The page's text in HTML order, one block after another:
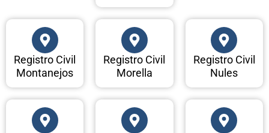
Registro Civil
Montanejos
Registro Civil
Morella
Registro Civil
Nules